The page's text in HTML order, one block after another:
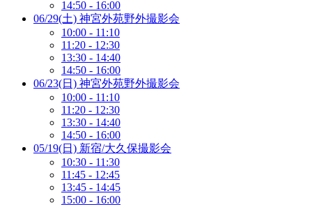
14:50 - 16:00
06/29(土) 神宮外苑野外撮影会
10:00 - 11:10
11:20 - 12:30
13:30 - 14:40
14:50 - 16:00
06/23(日) 神宮外苑野外撮影会
10:00 - 11:10
11:20 - 12:30
13:30 - 14:40
14:50 - 16:00
05/19(日) 新宿/大久保撮影会
10:30 - 11:30
11:45 - 12:45
13:45 - 14:45
15:00 - 16:00